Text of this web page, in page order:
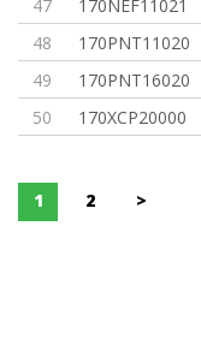
47
170NEF11021
48
170PNT11020
49
170PNT16020
50
170XCP20000
1 2 >